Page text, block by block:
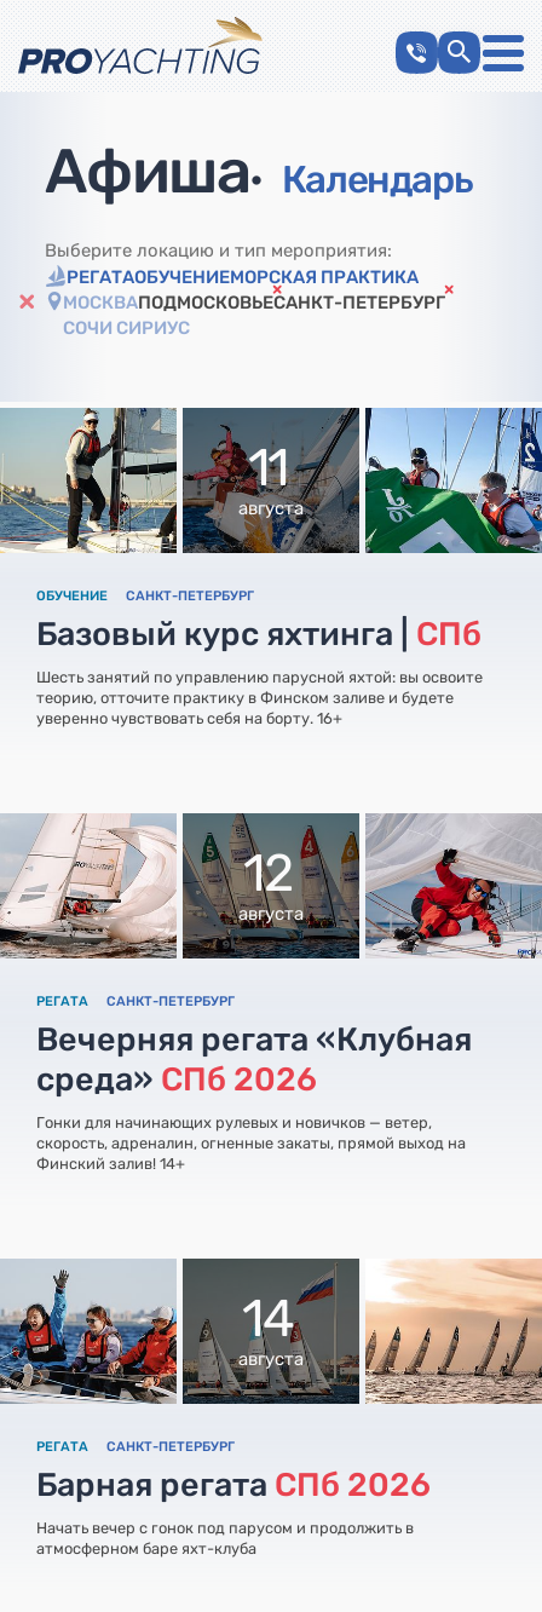
Афиша• Календарь
Выберите локацию и тип мероприятия:
РЕГАТАОБУЧЕНИЕМОРСКАЯ ПРАКТИКА
МОСКВАПОДМОСКОВЬЕСАНКТ-ПЕТЕРБУРГ
СОЧИ СИРИУС
11
августа
ОБУЧЕНИЕ САНКТ-ПЕТЕРБУРГ
Базовый курс яхтинга | СПб
Шесть занятий по управлению парусной яхтой: вы освоите
теорию, отточите практику в Финском заливе и будете
уверенно чувствовать себя на борту. 16+
12
августа
РЕГАТА САНКТ-ПЕТЕРБУРГ
Вечерняя регата «Клубная
среда» СПб 2026
Гонки для начинающих рулевых и новичков — ветер,
скорость, адреналин, огненные закаты, прямой выход на
Финский залив! 14+
14
августа
РЕГАТА САНКТ-ПЕТЕРБУРГ
Барная регата СПб 2026
Начать вечер с гонок под парусом и продолжить в
атмосферном баре яхт-клуба